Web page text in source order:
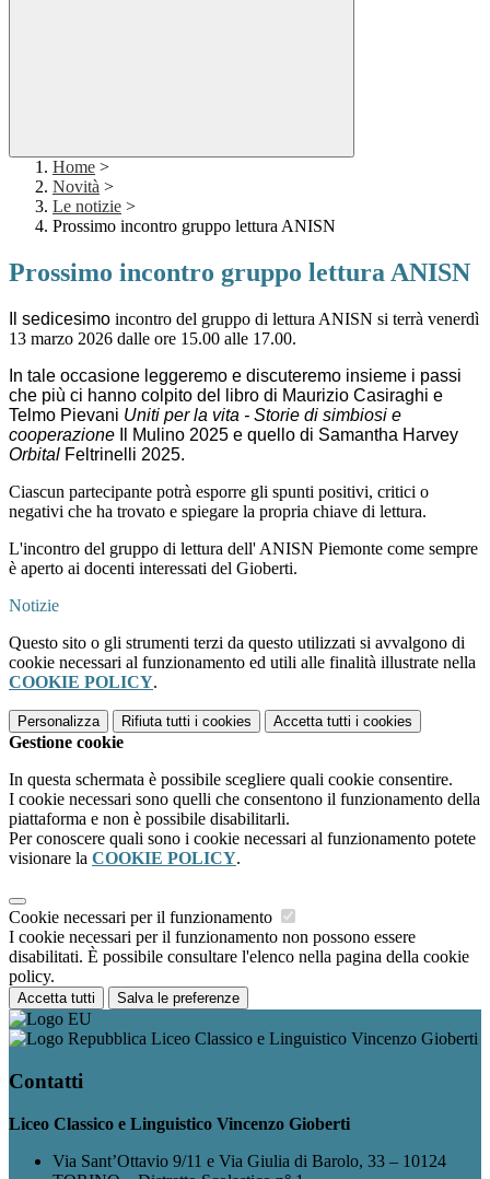
Home >
Novità >
Le notizie >
Prossimo incontro gruppo lettura ANISN
Prossimo incontro gruppo lettura ANISN
Il sedicesimo incontro del gruppo di lettura ANISN si terrà venerdì
13 marzo 2026 dalle ore 15.00 alle 17.00.
In tale occasione leggeremo e discuteremo insieme i passi
che più ci hanno colpito del libro di Maurizio Casiraghi e
Telmo Pievani Uniti per la vita - Storie di simbiosi e
cooperazione Il Mulino 2025 e quello di Samantha Harvey
Orbital Feltrinelli 2025.
Ciascun partecipante potrà esporre gli spunti positivi, critici o
negativi che ha trovato e spiegare la propria chiave di lettura.
L'incontro del gruppo di lettura dell' ANISN Piemonte come sempre
è aperto ai docenti interessati del Gioberti.
Notizie
Questo sito o gli strumenti terzi da questo utilizzati si avvalgono di
cookie necessari al funzionamento ed utili alle finalità illustrate nella
COOKIE POLICY.
Personalizza Rifiuta tutti i cookies Accetta tutti i cookies
Gestione cookie
In questa schermata è possibile scegliere quali cookie consentire.
I cookie necessari sono quelli che consentono il funzionamento della
piattaforma e non è possibile disabilitarli.
Per conoscere quali sono i cookie necessari al funzionamento potete
visionare la COOKIE POLICY.
Cookie necessari per il funzionamento
I cookie necessari per il funzionamento non possono essere
disabilitati. È possibile consultare l'elenco nella pagina della cookie
policy.
Accetta tutti Salva le preferenze
Liceo Classico e Linguistico Vincenzo Gioberti
Contatti
Liceo Classico e Linguistico Vincenzo Gioberti
Via Sant’Ottavio 9/11 e Via Giulia di Barolo, 33 – 10124